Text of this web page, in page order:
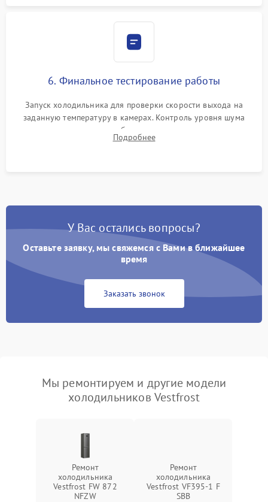
6. Финальное тестирование работы
Запуск холодильника для проверки скорости выхода на
заданную температуру в камерах. Контроль уровня шума
компрессора, отсутствия обмерзания стенок и корректного
срабатывания системы автоматической оттайки.
Подробнее
У Вас остались вопросы?
Оставьте заявку, мы свяжемся с Вами в ближайшее
время
Заказать звонок
Мы ремонтируем и другие модели
холодильников Vestfrost
Ремонт
холодильника
Vestfrost FW 872
NFZW
Ремонт
холодильника
Vestfrost VF395-1 F
SBB